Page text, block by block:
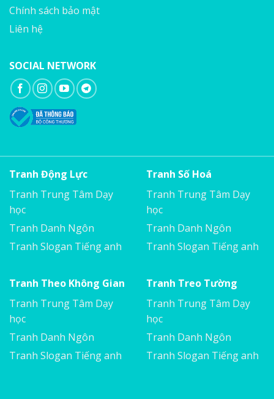
Chính sách bảo mật
Liên hệ
SOCIAL NETWORK
Tranh Động Lực
Tranh Trung Tâm Dạy
học
Tranh Danh Ngôn
Tranh Slogan Tiếng anh
Tranh Số Hoá
Tranh Trung Tâm Dạy
học
Tranh Danh Ngôn
Tranh Slogan Tiếng anh
Tranh Theo Không Gian
Tranh Trung Tâm Dạy
học
Tranh Danh Ngôn
Tranh Slogan Tiếng anh
Tranh Treo Tường
Tranh Trung Tâm Dạy
học
Tranh Danh Ngôn
Tranh Slogan Tiếng anh